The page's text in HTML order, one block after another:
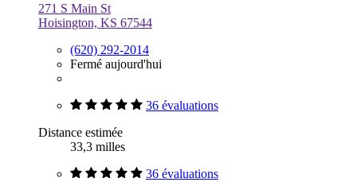
271 S Main St
Hoisington, KS 67544
(620) 292-2014
Fermé aujourd'hui
36 évaluations
Distance estimée
33,3 milles
36 évaluations